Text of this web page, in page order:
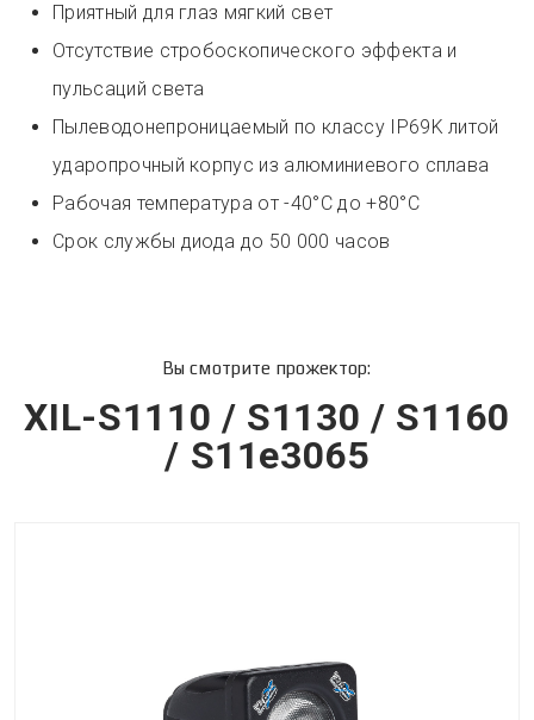
Приятный для глаз мягкий свет
Отсутствие стробоскопического эффекта и
пульсаций света
Пылеводонепроницаемый по классу IP69K литой
ударопрочный корпус из алюминиевого сплава
Рабочая температура от -40°С до +80°С
Срок службы диода до 50 000 часов
Вы смотрите прожектор:
XIL-S1110 / S1130 / S1160
/ S11e3065